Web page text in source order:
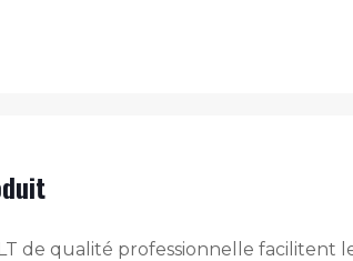
de qualité professionnelle